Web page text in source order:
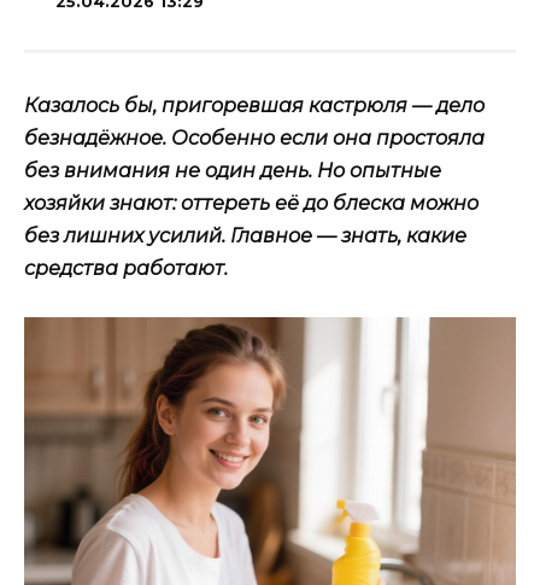
Казалось бы, пригоревшая кастрюля — дело
безнадёжное. Особенно если она простояла
без внимания не один день. Но опытные
хозяйки знают: оттереть её до блеска можно
без лишних усилий. Главное — знать, какие
средства работают.